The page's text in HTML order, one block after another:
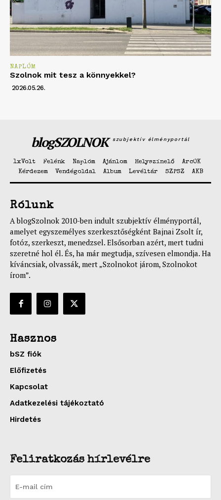
NAPLÓM
Szolnok mit tesz a könnyekkel?
2026.05.26.
blogSZOLNOK szubjektív élményportál
1xVolt Felénk Naplóm Ajánlom Helyszínelő
ArcOK
Kérdezem
Vendégoldal Album Levéltár SZPSZ AKB
Rólunk
A blogSzolnok 2010-ben indult szubjektív élményportál,
amelyet egyszemélyes szerkesztőségként Bajnai Zsolt ír,
fotóz, szerkeszt, menedzsel. Elsősorban azért, mert tudni
szeretné hol él. És, ha már megtudja, szívesen elmondja. Ha
kíváncsiak, olvassák, mert „Szolnokot járom, Szolnokot
írom”.
Hasznos
bSZ fiók
Előfizetés
Kapcsolat
Adatkezelési tájékoztató
Hirdetés
Feliratkozás hírlevélre